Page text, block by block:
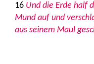
16 Und die Erde half
Mund auf und
aus seinem Maul